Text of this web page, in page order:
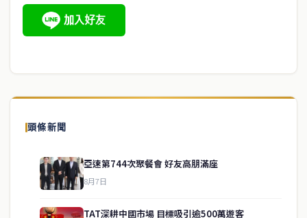
頭條新聞
亞速第744次聚餐會 好友高朋滿座
8月7日
TAT深耕中國市場 目標吸引逾500萬遊客